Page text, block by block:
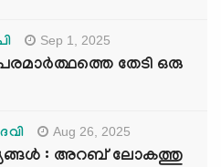
Sep 1, 2025
പരമാർത്ഥത്തെ തേടി ഒരു
Aug 26, 2025
: അറബ് ലോകത്തു